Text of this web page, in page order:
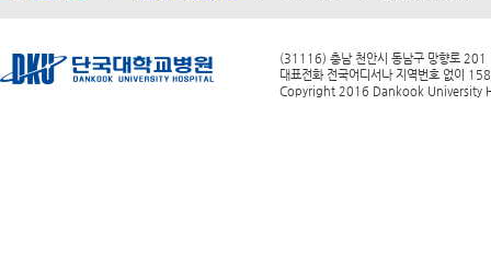
(31116) 충남 천안시 동남구 망향로 201
대표전화 전국어디서나 지역번호 없이
Copyright 2016 Dankook University